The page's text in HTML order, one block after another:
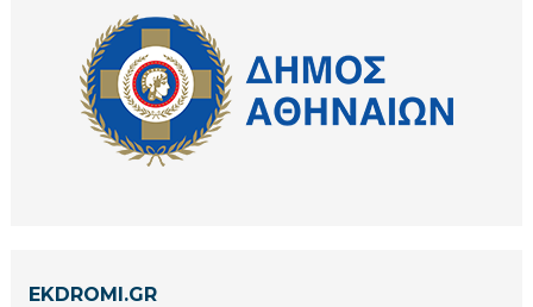
EKDROMI.GR